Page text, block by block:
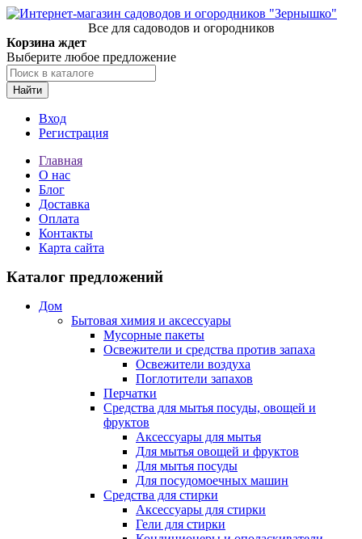
Все для садоводов и огородников
Корзина ждет
Выберите любое предложение
Найти
Вход
Регистрация
Главная
О нас
Блог
Доставка
Оплата
Контакты
Карта сайта
Каталог предложений
Дом
Бытовая химия и аксессуары
Мусорные пакеты
Освежители и средства против запаха
Освежители воздуха
Поглотители запахов
Перчатки
Средства для мытья посуды, овощей и
фруктов
Аксессуары для мытья
Для мытья овощей и фруктов
Для мытья посуды
Для посудомоечных машин
Средства для стирки
Аксессуары для стирки
Гели для стирки